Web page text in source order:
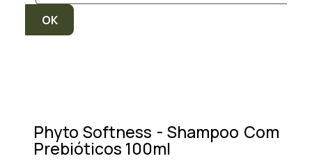
Phyto Softness - Shampoo Com
Prebióticos 100ml